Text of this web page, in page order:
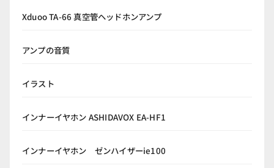
Xduoo TA-66 真空管ヘッドホンアンプ
アンプの音質
イラスト
インナーイヤホン ASHIDAVOX EA-HF1
インナーイヤホン ゼンハイザーie100